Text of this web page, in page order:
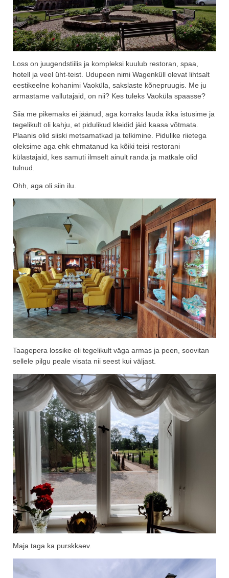
Loss on juugendstiilis ja kompleksi kuulub restoran, spaa,
hotell ja veel üht-teist. Udupeen nimi Wagenküll olevat lihtsalt
eestikeelne kohanimi Vaoküla, sakslaste kõnepruugis. Me ju
armastame vallutajaid, on nii? Kes tuleks Vaoküla spaasse?
Siia me pikemaks ei jäänud, aga korraks lauda ikka istusime ja
tegelikult oli kahju, et pidulikud kleidid jäid kaasa võtmata.
Plaanis olid siiski metsamatkad ja telkimine. Pidulike riietega
oleksime aga ehk ehmatanud ka kõiki teisi restorani
külastajaid, kes samuti ilmselt ainult randa ja matkale olid
tulnud.
Ohh, aga oli siin ilu.
Taagepera lossike oli tegelikult väga armas ja peen, soovitan
sellele pilgu peale visata nii seest kui väljast.
Maja taga ka purskkaev.